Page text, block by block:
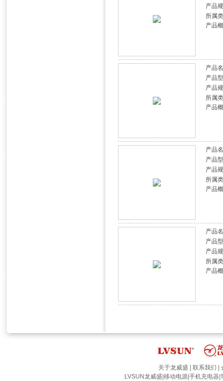
产品
所属
产品
产品
产品
产品
所属
产品
产品
产品
产品
所属
产品
产品
产品
产品
所属
产品
关于龙威盛 联系我们
LVSUN龙威盛 移动电源 手机充电器